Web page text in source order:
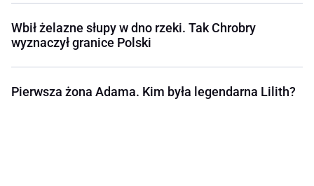
Wbił żelazne słupy w dno rzeki. Tak Chrobry
wyznaczył granice Polski
Pierwsza żona Adama. Kim była legendarna Lilith?